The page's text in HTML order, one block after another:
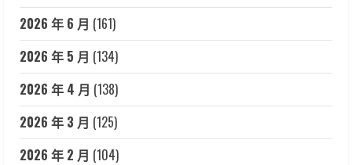
2026 年 6 月 (161)
2026 年 5 月 (134)
2026 年 4 月 (138)
2026 年 3 月 (125)
2026 年 2 月 (104)